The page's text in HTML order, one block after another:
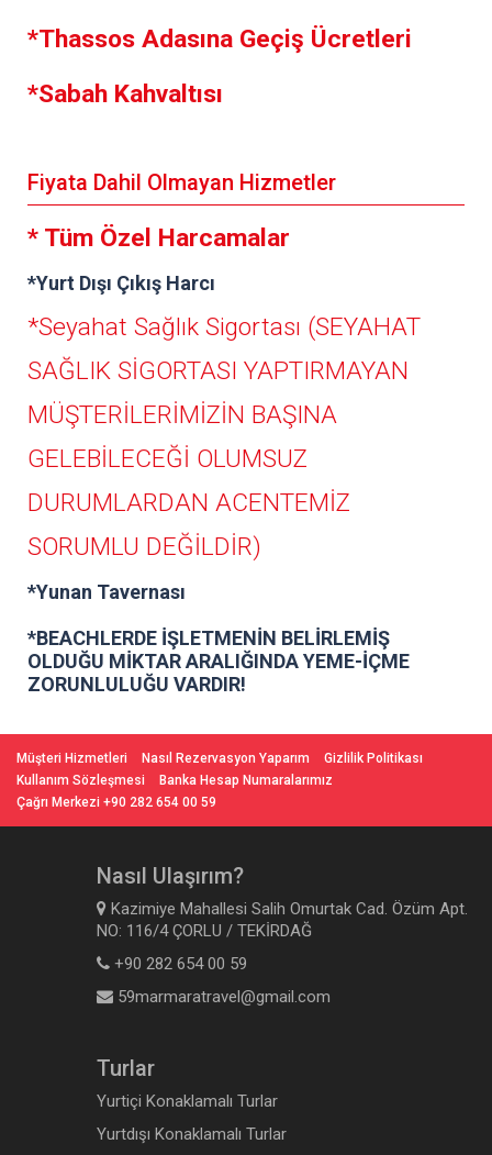
*Thassos Adasına Geçiş Ücretleri
*Sabah Kahvaltısı
Fiyata Dahil Olmayan Hizmetler
* Tüm Özel Harcamalar
*Yurt Dışı Çıkış Harcı
*Seyahat Sağlık Sigortası (SEYAHAT
SAĞLIK SİGORTASI YAPTIRMAYAN
MÜŞTERİLERİMİZİN BAŞINA
GELEBİLECEĞİ OLUMSUZ
DURUMLARDAN ACENTEMİZ
SORUMLU DEĞİLDİR)
*Yunan Tavernası
*BEACHLERDE İŞLETMENİN BELİRLEMİŞ
OLDUĞU MİKTAR ARALIĞINDA YEME-İÇME
ZORUNLULUĞU VARDIR!
Müşteri Hizmetleri Nasıl Rezervasyon Yaparım
Gizlilik Politikası
Kullanım Sözleşmesi
Banka Hesap Numaralarımız
Çağrı Merkezi +90 282 654 00 59
Nasıl Ulaşırım?
Kazimiye Mahallesi Salih Omurtak Cad. Özüm Apt.
NO: 116/4 ÇORLU / TEKİRDAĞ
+90 282 654 00 59
59marmaratravel@gmail.com
Turlar
Yurtiçi Konaklamalı Turlar
Yurtdışı Konaklamalı Turlar